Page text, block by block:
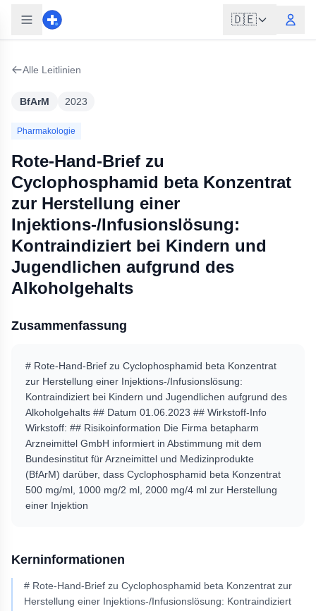
🇩🇪
Alle Leitlinien
BfArM 2023
Pharmakologie
Rote-Hand-Brief zu
Cyclophosphamid beta Konzentrat
zur Herstellung einer
Injektions-/Infusionslösung:
Kontraindiziert bei Kindern und
Jugendlichen aufgrund des
Alkoholgehalts
Zusammenfassung
# Rote-Hand-Brief zu Cyclophosphamid beta Konzentrat
zur Herstellung einer Injektions-/Infusionslösung:
Kontraindiziert bei Kindern und Jugendlichen aufgrund des
Alkoholgehalts ## Datum 01.06.2023 ## Wirkstoff-Info
Wirkstoff: ## Risikoinformation Die Firma betapharm
Arzneimittel GmbH informiert in Abstimmung mit dem
Bundesinstitut für Arzneimittel und Medizinprodukte
(BfArM) darüber, dass Cyclophosphamid beta Konzentrat
500 mg/ml, 1000 mg/2 ml, 2000 mg/4 ml zur Herstellung
einer Injektion
Kerninformationen
# Rote-Hand-Brief zu Cyclophosphamid beta Konzentrat zur
Herstellung einer Injektions-/Infusionslösung: Kontraindiziert